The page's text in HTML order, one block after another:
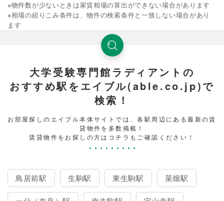
※物件数が少ないときは家賃相場の算出ができない場合があります
※相場の絞りこみ条件は、物件の検索条件と一致しない場合があり
ます
大学受験専門館ラディアントの
おすすめ駅をエイブル(able.co.jp)で
検索！
お部屋探しのエイブル本体サイトでは、各駅周辺にある最新の賃
貸物件を多数掲載！
賃貸物件をお探しの方はコチラもご確認ください！
鳥居前駅 生駒駅 東生駒駅 菜畑駅